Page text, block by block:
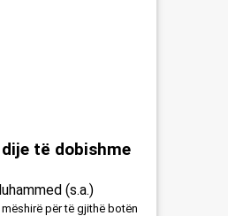
të dobishme
(s.a.)
për të gjithë botën